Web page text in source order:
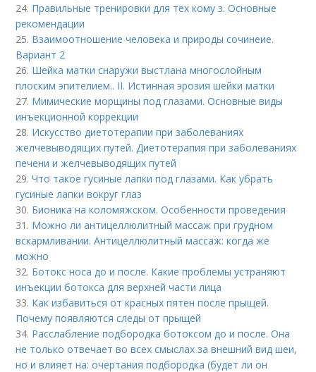
24. Правильные тренировки для тех кому з. Основные
рекомендации
25. Взаимоотношение человека и природы сочинеие.
Вариант 2
26. Шейка матки снаружи выстлана многослойным
плоским эпителием.. II. Истинная эрозия шейки матки
27. Мимические морщины под глазами. Основные виды
инъекционной коррекции
28. Искусство диетотерапии при заболеваниях
желчевыводящих путей. Диетотерапия при заболеваниях
печени и желчевыводящих путей
29.Что такое гусиные лапки под глазами. Как убрать
гусиные лапки вокруг глаз
30. Бионика на коломяжском. Особенности проведения
31. Можно ли антицеллюлитный массаж при грудном
вскармливании. Антицеллюлитный массаж: когда же
можно
32. Ботокс носа до и после. Какие проблемы устраняют
инъекции ботокса для верхней части лица
33. Как избавиться от красных пятен после прыщей.
Почему появляются следы от прыщей
34. Расслабление подбородка ботоксом до и после. Она
не только отвечает во всех смыслах за внешний вид шеи,
но и влияет на: очертания подбородка (будет ли он